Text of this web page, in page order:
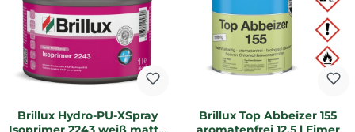
Brillux Hydro-PU-XSpray
Brillux Top Abbeizer 155